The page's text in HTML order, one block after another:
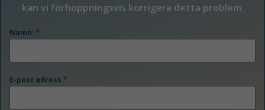
kan vi förhoppningsvis korrigera detta problem.
Namn: *
E-post adress *